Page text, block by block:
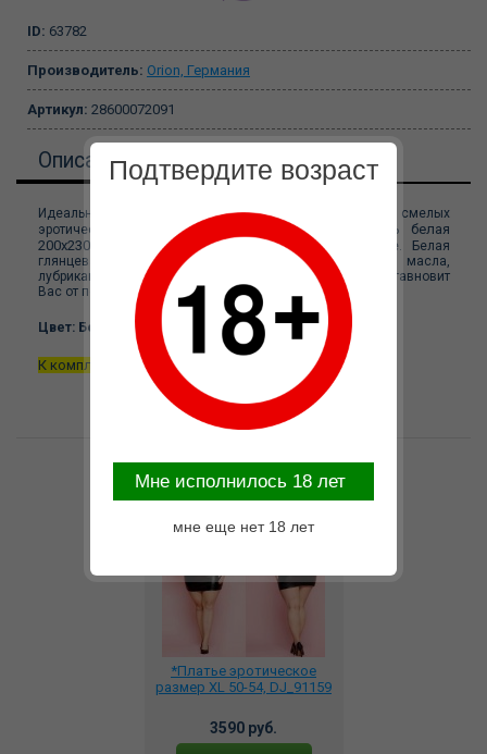
ID: 63782
Производитель: Orion, Германия
Артикул: 28600072091
Описание
Идеальная простынь для любых, даже самых смелых
эротических фантазий и игр!
Виниловая простынь белая
200х230 см
подойдет даже для кроватей king size. Белая
глянцевая ткань из поливинилхлорида не боится масла,
лубрикантов на любых основах, поэтому ни что не оставновит
Вас от полного погружения в игру!
Цвет: Белый
К комплекту можно докупить наволочку из винила
Возможные варианты замены
*Платье эротическое
размер XL 50-54, DJ_91159
3590 руб.
Подтвердите возраст
Mне исполнилось 18 лет
мне еще нет 18 лет